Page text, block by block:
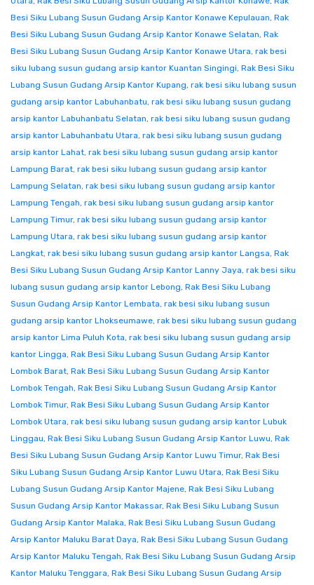
Besi Siku Lubang Susun Gudang Arsip Kantor Konawe Kepulauan, Rak
Besi Siku Lubang Susun Gudang Arsip Kantor Konawe Selatan, Rak
Besi Siku Lubang Susun Gudang Arsip Kantor Konawe Utara, rak besi
siku lubang susun gudang arsip kantor Kuantan Singingi, Rak Besi Siku
Lubang Susun Gudang Arsip Kantor Kupang, rak besi siku lubang susun
gudang arsip kantor Labuhanbatu, rak besi siku lubang susun gudang
arsip kantor Labuhanbatu Selatan, rak besi siku lubang susun gudang
arsip kantor Labuhanbatu Utara, rak besi siku lubang susun gudang
arsip kantor Lahat, rak besi siku lubang susun gudang arsip kantor
Lampung Barat, rak besi siku lubang susun gudang arsip kantor
Lampung Selatan, rak besi siku lubang susun gudang arsip kantor
Lampung Tengah, rak besi siku lubang susun gudang arsip kantor
Lampung Timur, rak besi siku lubang susun gudang arsip kantor
Lampung Utara, rak besi siku lubang susun gudang arsip kantor
Langkat, rak besi siku lubang susun gudang arsip kantor Langsa, Rak
Besi Siku Lubang Susun Gudang Arsip Kantor Lanny Jaya, rak besi siku
lubang susun gudang arsip kantor Lebong, Rak Besi Siku Lubang
Susun Gudang Arsip Kantor Lembata, rak besi siku lubang susun
gudang arsip kantor Lhokseumawe, rak besi siku lubang susun gudang
arsip kantor Lima Puluh Kota, rak besi siku lubang susun gudang arsip
kantor Lingga, Rak Besi Siku Lubang Susun Gudang Arsip Kantor
Lombok Barat, Rak Besi Siku Lubang Susun Gudang Arsip Kantor
Lombok Tengah, Rak Besi Siku Lubang Susun Gudang Arsip Kantor
Lombok Timur, Rak Besi Siku Lubang Susun Gudang Arsip Kantor
Lombok Utara, rak besi siku lubang susun gudang arsip kantor Lubuk
Linggau, Rak Besi Siku Lubang Susun Gudang Arsip Kantor Luwu, Rak
Besi Siku Lubang Susun Gudang Arsip Kantor Luwu Timur, Rak Besi
Siku Lubang Susun Gudang Arsip Kantor Luwu Utara, Rak Besi Siku
Lubang Susun Gudang Arsip Kantor Majene, Rak Besi Siku Lubang
Susun Gudang Arsip Kantor Makassar, Rak Besi Siku Lubang Susun
Gudang Arsip Kantor Malaka, Rak Besi Siku Lubang Susun Gudang
Arsip Kantor Maluku Barat Daya, Rak Besi Siku Lubang Susun Gudang
Arsip Kantor Maluku Tengah, Rak Besi Siku Lubang Susun Gudang Arsip
Kantor Maluku Tenggara, Rak Besi Siku Lubang Susun Gudang Arsip